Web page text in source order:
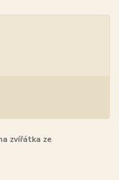
zvířátka ze